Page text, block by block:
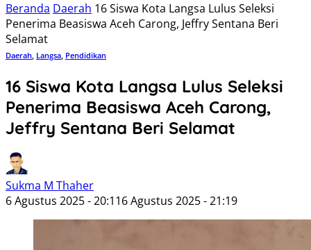
Beranda Daerah 16 Siswa Kota Langsa Lulus Seleksi
Penerima Beasiswa Aceh Carong, Jeffry Sentana Beri
Selamat
Daerah, Langsa, Pendidikan
16 Siswa Kota Langsa Lulus Seleksi
Penerima Beasiswa Aceh Carong,
Jeffry Sentana Beri Selamat
Sukma M Thaher
6 Agustus 2025 - 20:116 Agustus 2025 - 21:19